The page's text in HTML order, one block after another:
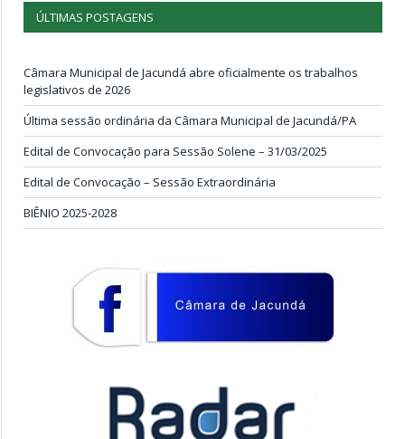
ÚLTIMAS POSTAGENS
Câmara Municipal de Jacundá abre oficialmente os trabalhos
legislativos de 2026
Última sessão ordinária da Câmara Municipal de Jacundá/PA
Edital de Convocação para Sessão Solene – 31/03/2025
Edital de Convocação – Sessão Extraordinária
BIÊNIO 2025-2028